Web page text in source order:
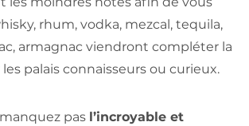
rhum, vodka, mezcal, tequila,
armagnac viendront compléter la
palais connaisseurs ou curieux.
pas l’incroyable et